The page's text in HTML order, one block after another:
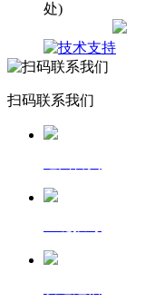
处)
扫码联系我们